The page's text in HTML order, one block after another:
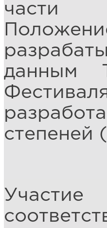
части
данным
степеней